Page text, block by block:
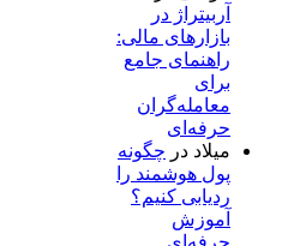
آربیتراژ در
بازارهای مالی:
راهنمای جامع
برای
معامله‌گران
حرفه‌ای
میلاد در چگونه
پول هوشمند را
ردیابی کنیم؟
آموزش
حرفه‌ای